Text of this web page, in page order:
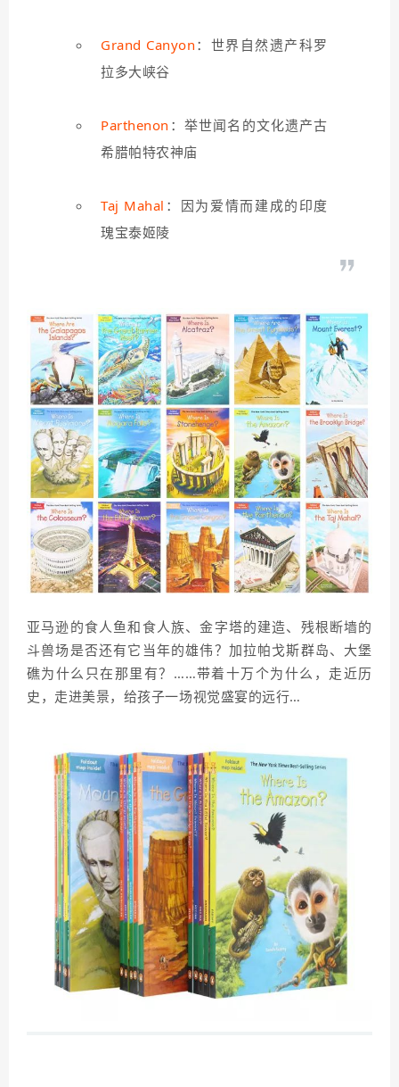
Grand Canyon ：世界自然遗产科罗
拉多大峡谷
Parthenon ：举世闻名的文化遗产古
希腊帕特农神庙
Taj Mahal ：因为爱情而建成的印度
瑰宝泰姬陵
亚马逊的食人鱼和食人族、金字塔的建造、残根断墙的
斗兽场是否还有它当年的雄伟？加拉帕戈斯群岛、大堡
礁为什么只在那里有？……带着十万个为什么，走近历
史，走进美景，给孩子一场视觉盛宴的远行…